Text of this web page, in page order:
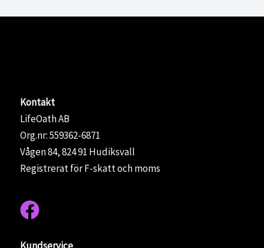
Kontakt
LifeOath AB
Org.nr: 559362-6871
Vågen 84, 824 91 Hudiksvall
Registrerat för F-skatt och moms